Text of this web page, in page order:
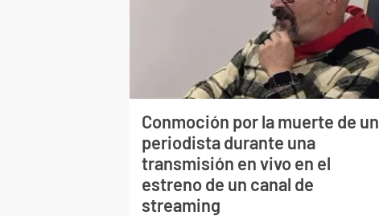
Conmoción por la muerte de un
periodista durante una
transmisión en vivo en el
estreno de un canal de
streaming